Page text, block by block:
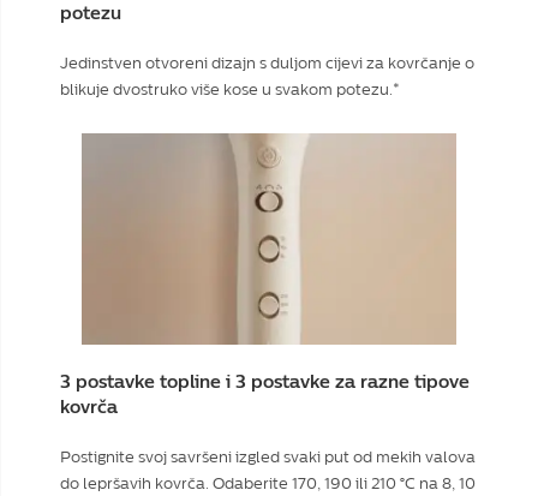
potezu
Jedinstven otvoreni dizajn s duljom cijevi za kovrčanje o
blikuje dvostruko više kose u svakom potezu.*
3 postavke topline i 3 postavke za razne tipove
kovrča
Postignite svoj savršeni izgled svaki put od mekih valova
do lepršavih kovrča. Odaberite 170, 190 ili 210 °C na 8, 10